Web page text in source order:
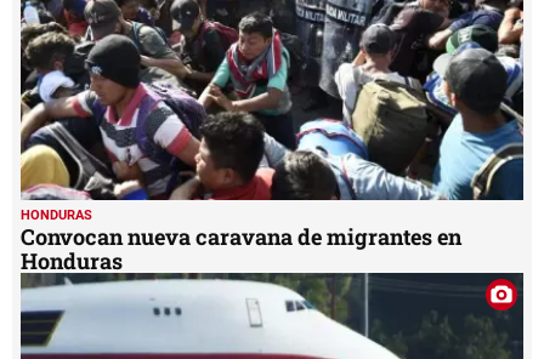
HONDURAS
Convocan nueva caravana de migrantes en
Honduras